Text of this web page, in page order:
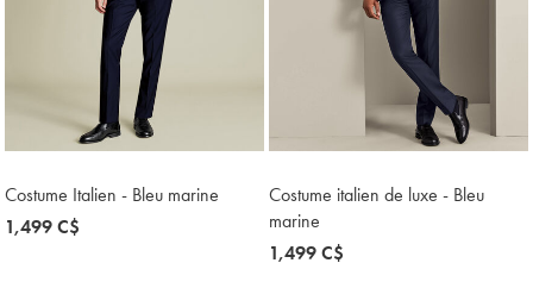
Costume Italien - Bleu marine
now
1,499 C$
Costume italien de luxe - Bleu
marine
now
1,499 C$